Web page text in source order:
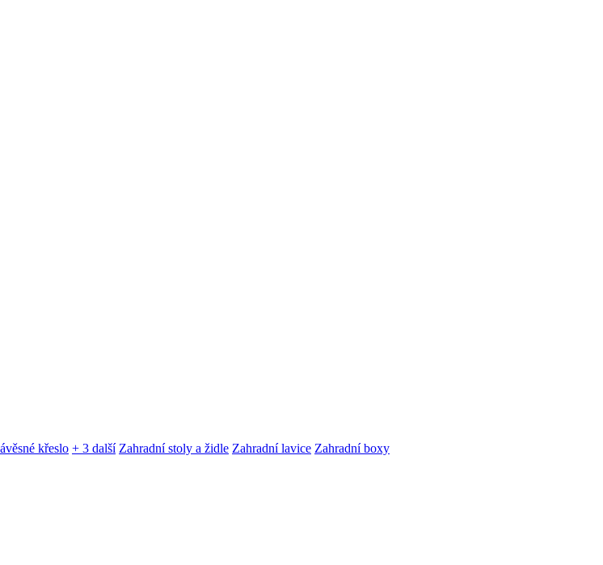
křeslo + 3 další Zahradní stoly a židle Zahradní lavice Zahradní boxy